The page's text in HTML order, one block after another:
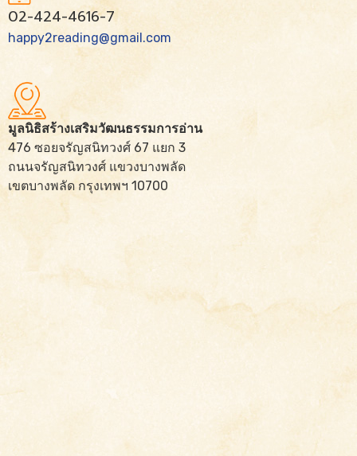
02-424-4616-7
happy2reading@gmail.com
มูลนิธิสร้างเสริมวัฒนธรรมการอ่าน
476 ซอยจรัญสนิทวงศ์ 67 แยก 3
ถนนจรัญสนิทวงศ์ แขวงบางพลัด
เขตบางพลัด กรุงเทพฯ 10700